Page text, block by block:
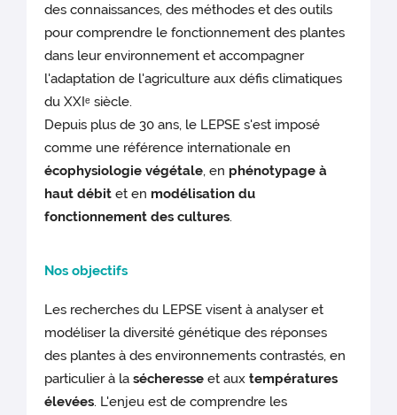
des connaissances, des méthodes et des outils
pour comprendre le fonctionnement des plantes
dans leur environnement et accompagner
l'adaptation de l'agriculture aux défis climatiques
du XXIᵉ siècle.
Depuis plus de 30 ans, le LEPSE s'est imposé
comme une référence internationale en
écophysiologie végétale, en phénotypage à
haut débit et en modélisation du
fonctionnement des cultures.
Nos objectifs
Les recherches du LEPSE visent à analyser et
modéliser la diversité génétique des réponses
des plantes à des environnements contrastés, en
particulier à lasécheresse et auxtempératures
élevées. L'enjeu est de comprendre les